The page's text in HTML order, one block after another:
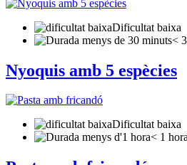
Dificultat baixa
<
Nyoquis amb 5 espècies
Dificultat baixa
< 1